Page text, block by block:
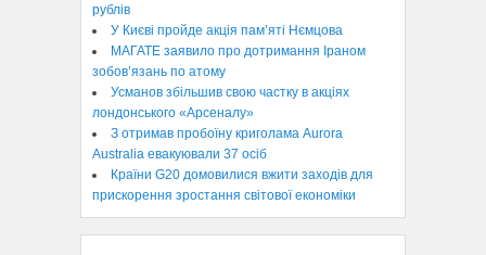
рублів
У Києві пройде акція пам’яті Нємцова
МАГАТЕ заявило про дотримання Іраном
зобов’язань по атому
Усманов збільшив свою частку в акціях
лондонського «Арсеналу»
З отримав пробоїну криголама Aurora
Australia евакуювали 37 осіб
Країни G20 домовилися вжити заходів для
прискорення зростання світової економіки